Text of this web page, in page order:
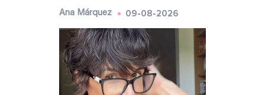
Ana Márquez 09-08-2026